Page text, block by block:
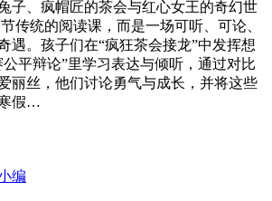
子、疯帽匠的茶会与红心女王的奇幻世
传统的阅读课，而是一场可听、可论、
遇。孩子们在“疯狂茶会接龙”中发挥想
平辩论”里学习表达与倾听，通过对比
丽丝，他们讨论勇气与成长，并将这些
假…
编